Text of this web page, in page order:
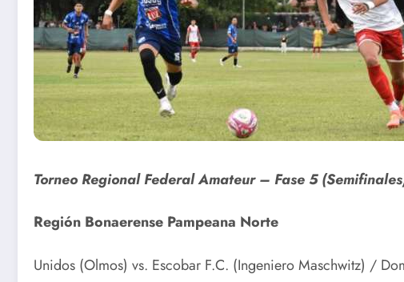
Torneo Regional Federal Amateur – Fase 5
Región Bonaerense Pampeana Norte
Unidos (Olmos) vs. Escobar F.C. (Ingeniero Maschwitz) /